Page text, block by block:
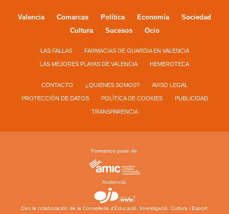
Valencia Comarcas Política Economía
Sociedad
Cultura
Sucesos Ocio
LAS FALLAS FARMACIAS DE GUARDIA EN VALENCIA
LAS MEJORES PLAYAS DE VALENCIA HEMEROTECA
CONTACTO ¿QUIENES SOMOS? AVISO LEGAL
PROTECCIÓN DE DATOS POLÍTICA DE COOKIES PUBLICIDAD
TRANSPARENCIA
Formamos parte de:
Audiencia:
Con la colaboración de la Conselleria d’Educació, Investigació, Cultura i Esport: